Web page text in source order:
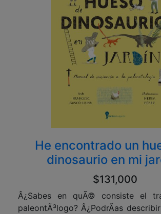
He encontrado un
dinosaurio en mi
$131,000
Â¿Sabes en quÃ© consiste el
paleontÃ³logo? Â¿PodrÃ­as